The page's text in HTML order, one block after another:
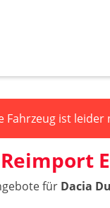
Fahrzeug ist
für Dacia